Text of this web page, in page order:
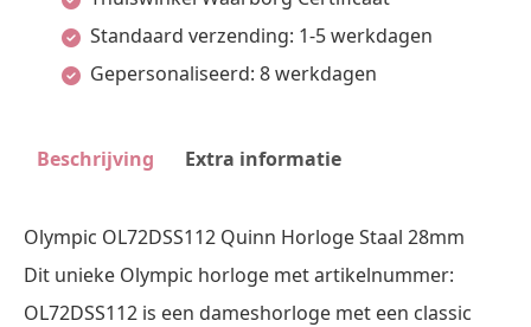
aantal Standaard verzending: 1-5 werkdagen
Gepersonaliseerd: 8 werkdagen
Beschrijving Extra informatie
Olympic OL72DSS112 Quinn Horloge Staal 28mm
Dit unieke Olympic horloge met artikelnummer:
OL72DSS112 is een dameshorloge met een classic